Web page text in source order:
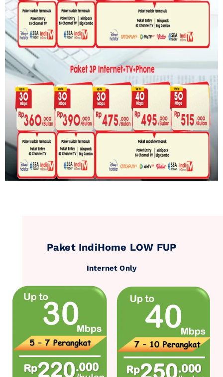
Paket IndiHome LOW FUP
Internet Only